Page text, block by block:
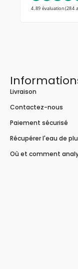
4.89 évaluation(284
Livraison
Contactez-nous
Paiement sécurisé
Récupérer l'eau de
Où et comment